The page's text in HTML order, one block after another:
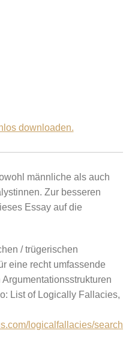
downloaden.
männliche als auch
Zur besseren
Essay auf die
/ trügerischen
eine recht umfassende
List of Logically Fallacies,
logicalfallacies/search